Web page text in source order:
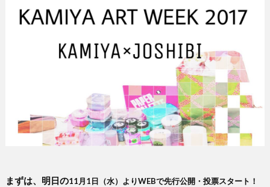
まずは、明日の11月1日（水）よりWEBで先行公開・投票スタート！